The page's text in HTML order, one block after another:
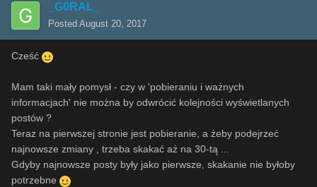
_G0RAL_
Posted August 20, 2017
Cześć
Mam taki mały pomysł - czy w 'pobieraniu i ważnych
informacjach' nie można by odwrócić kolejności wyświetlanych
postów ?
Teraz na pierwszej stronie jest pobieranie, a żeby podejrzeć
najnowsze zmiany , trzeba skakać aż na 30-tą ...
Gdyby najnowsze posty były jako pierwsze, skakanie nie byłoby
potrzebne